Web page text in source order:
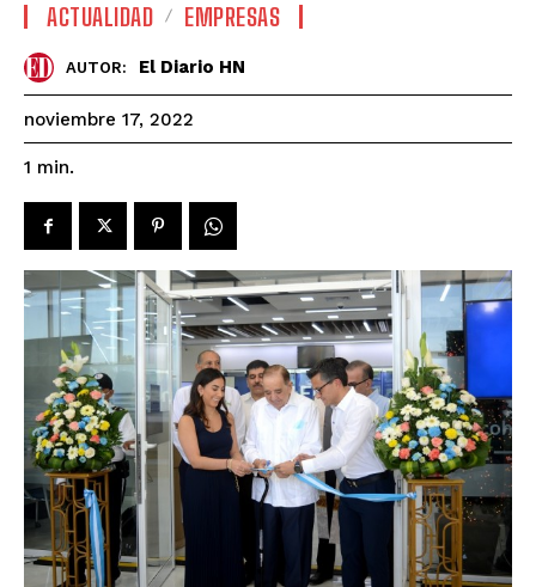
ACTUALIDAD EMPRESAS
AUTOR: El Diario HN
noviembre 17, 2022
1 min.